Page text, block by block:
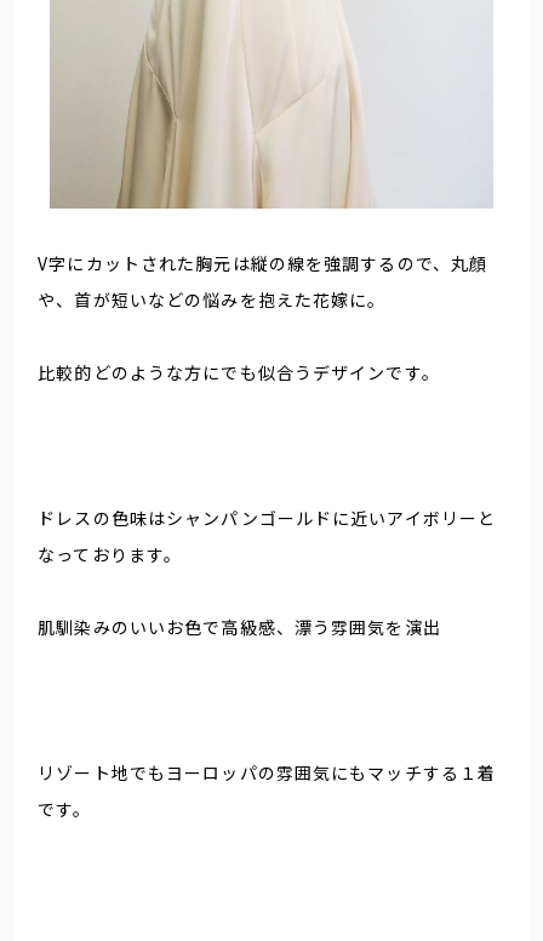
V字にカットされた胸元は縦の線を強調するので、丸顔
や、首が短いなどの悩みを抱えた花嫁に。
比較的どのような方にでも似合うデザインです。
ドレスの色味はシャンパンゴールドに近いアイボリーと
なっております。
肌馴染みのいいお色で高級感、漂う雰囲気を演出
リゾート地でもヨーロッパの雰囲気にもマッチする１着
です。